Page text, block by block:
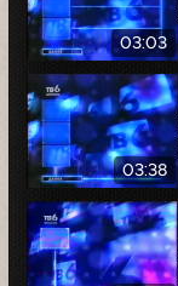
03:03
03:38